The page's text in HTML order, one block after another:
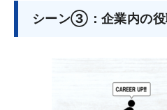
シーン③：企業内の役